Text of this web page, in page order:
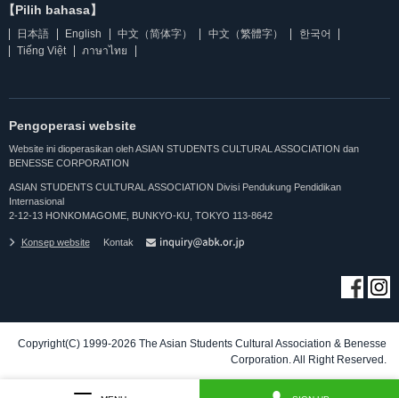
【Pilih bahasa】
日本語 English 中文（简体字） 中文（繁體字）
한국어
Tiếng Việt
ภาษาไทย
Pengoperasi website
Website ini dioperasikan oleh ASIAN STUDENTS CULTURAL ASSOCIATION dan
BENESSE CORPORATION
ASIAN STUDENTS CULTURAL ASSOCIATION Divisi Pendukung Pendidikan
Internasional
2-12-13 HONKOMAGOME, BUNKYO-KU, TOKYO 113-8642
Konsep website Kontak
Copyright(C) 1999-2026 The Asian Students Cultural Association & Benesse
Corporation. All Right Reserved.